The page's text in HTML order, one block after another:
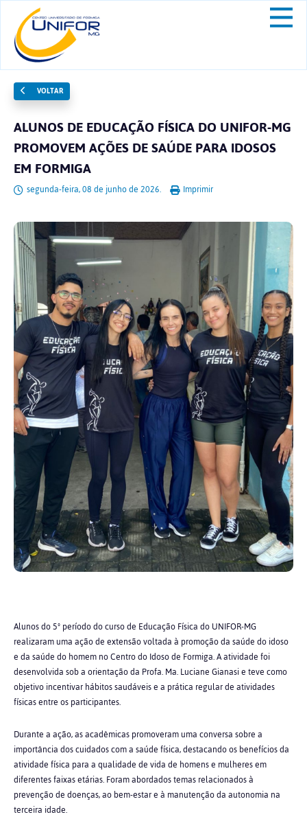
VOLTAR
ALUNOS DE EDUCAÇÃO FÍSICA DO UNIFOR-MG
PROMOVEM AÇÕES DE SAÚDE PARA IDOSOS
EM FORMIGA
segunda-feira, 08 de junho de 2026. Imprimir
Alunos do 5º período do curso de Educação Física do UNIFOR-MG
realizaram uma ação de extensão voltada à promoção da saúde do idoso
e da saúde do homem no Centro do Idoso de Formiga. A atividade foi
desenvolvida sob a orientação da Profa. Ma. Luciane Gianasi e teve como
objetivo incentivar hábitos saudáveis e a prática regular de atividades
físicas entre os participantes.
Durante a ação, as acadêmicas promoveram uma conversa sobre a
importância dos cuidados com a saúde física, destacando os benefícios da
atividade física para a qualidade de vida de homens e mulheres em
diferentes faixas etárias. Foram abordados temas relacionados à
prevenção de doenças, ao bem-estar e à manutenção da autonomia na
terceira idade.